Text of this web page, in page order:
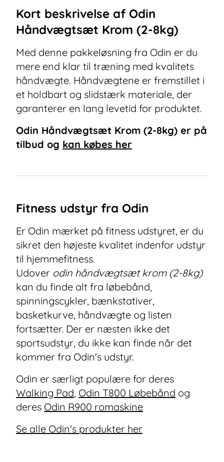
Kort beskrivelse af Odin
Håndvægtsæt Krom (2-8kg)
Med denne pakkeløsning fra Odin er du
mere end klar til træning med kvalitets
håndvægte. Håndvægtene er fremstillet i
et holdbart og slidstærk materiale, der
garanterer en lang levetid for produktet.
Odin Håndvægtsæt Krom (2-8kg) er på
tilbud og kan købes her
Fitness udstyr fra Odin
Er Odin mærket på fitness udstyret, er du
sikret den højeste kvalitet indenfor udstyr
til hjemmefitness.
Udover odin håndvægtsæt krom (2-8kg)
kan du finde alt fra løbebånd,
spinningscykler, bænkstativer,
basketkurve, håndvægte og listen
fortsætter. Der er næsten ikke det
sportsudstyr, du ikke kan finde når det
kommer fra Odin's udstyr.
Odin er særligt populære for deres
Walking Pad, Odin T800 Løbebånd og
deres Odin R900 romaskine
Se alle Odin's produkter her